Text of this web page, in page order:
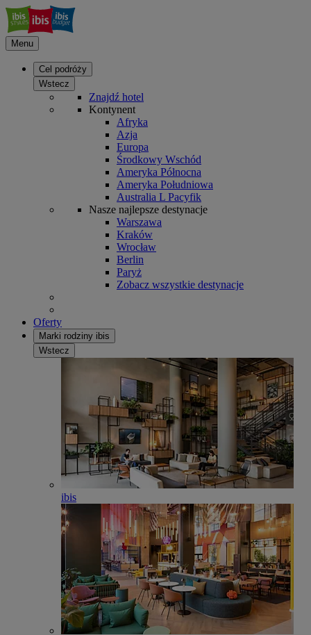
Menu
Cel podróży
Wstecz
Znajdź hotel
Kontynent
Afryka
Azja
Europa
Środkowy Wschód
Ameryka Północna
Ameryka Południowa
Australia L Pacyfik
Nasze najlepsze destynacje
Warszawa
Kraków
Wrocław
Berlin
Paryż
Zobacz wszystkie destynacje
Oferty
Marki rodziny ibis
Wstecz
ibis